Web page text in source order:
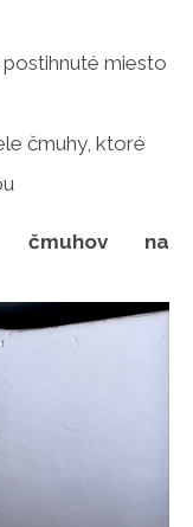
miesto
čmuhy, ktoré
čmuhov na